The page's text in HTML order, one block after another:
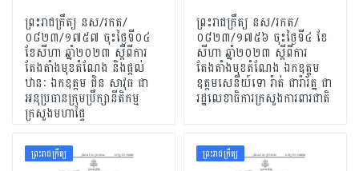
ព្រះរាជក្រឹត្យ នស/រកត/
០៨២៣/១៧៥៧ ចុះថ្ងៃទី០៤
ខែសីហា ឆ្នាំ២០២៣ ស្តីពីការ
តែងតាំងមុខតំណែង និងផ្តល់
ឋានៈ ឯកឧត្តម ជិន សាវុធ ជា
អនុប្រធានក្រុមប្រឹក្សានីតិកម្ម
ក្រសួងមហាផ្ទៃ
ព្រះរាជក្រឹត្យ នស/រកត/
០៨២៣/១៧៥៦ ចុះថ្ងៃទី៤ ខែ
សីហា ឆ្នាំ២០២៣ ស្តីពីការ
តែងតាំងមុខតំណែង ឯកឧត្តម
ឧត្តមសេនីយ៍ទោ រ៉ាត់ ជារ៉ារ័ត្ន ជា
រដ្ឋលេខាធិការក្រសួងការពារជាតិ
ព្រះរាជក្រឹត្យ ព្រះរាជក្រឹត្យ